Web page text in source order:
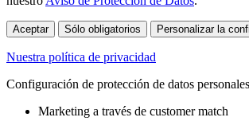
Aceptar Sólo obligatorios Personalizar la
Nuestra política de privacidad
Configuración de protección de datos personales
Marketing a través de customer match